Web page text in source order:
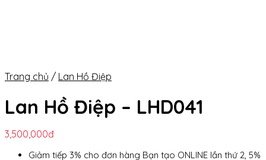
Trang chủ / Lan Hồ Điệp
Lan Hồ Điệp – LHD041
3,500,000đ
Giảm tiếp 3% cho đơn hàng Bạn tạo ONLINE lần thứ 2, 5%